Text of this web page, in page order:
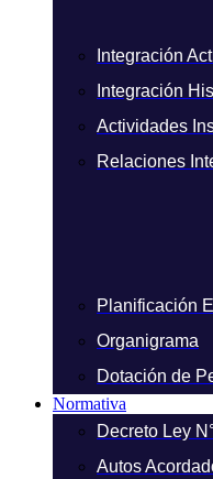
Integración
Integración
Actividades
Relaciones
Planificación
Organigrama
Dotación de
Normativa
Decreto Ley
Autos